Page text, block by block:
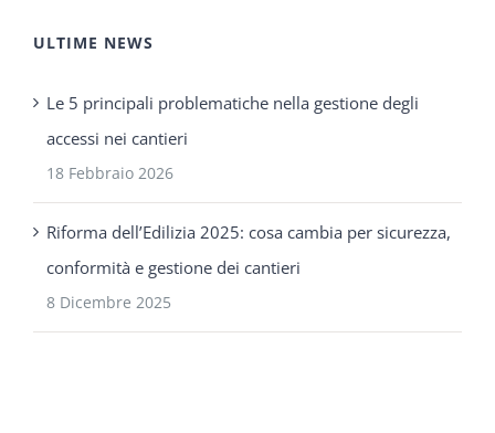
ULTIME NEWS
Le 5 principali problematiche nella gestione degli
accessi nei cantieri
18 Febbraio 2026
Riforma dell’Edilizia 2025: cosa cambia per sicurezza,
conformità e gestione dei cantieri
8 Dicembre 2025